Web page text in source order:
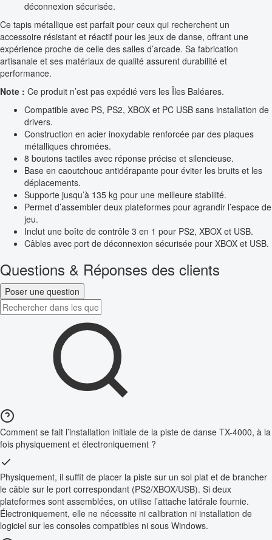
déconnexion sécurisée.
Ce tapis métallique est parfait pour ceux qui recherchent un
accessoire résistant et réactif pour les jeux de danse, offrant une
expérience proche de celle des salles d’arcade. Sa fabrication
artisanale et ses matériaux de qualité assurent durabilité et
performance.
Note : Ce produit n’est pas expédié vers les Îles Baléares.
Compatible avec PS, PS2, XBOX et PC USB sans installation de
drivers.
Construction en acier inoxydable renforcée par des plaques
métalliques chromées.
8 boutons tactiles avec réponse précise et silencieuse.
Base en caoutchouc antidérapante pour éviter les bruits et les
déplacements.
Supporte jusqu’à 135 kg pour une meilleure stabilité.
Permet d’assembler deux plateformes pour agrandir l’espace de
jeu.
Inclut une boîte de contrôle 3 en 1 pour PS2, XBOX et USB.
Câbles avec port de déconnexion sécurisée pour XBOX et USB.
Questions & Réponses des clients
Poser une question
Comment se fait l’installation initiale de la piste de danse TX-4000, à la
fois physiquement et électroniquement ?
Physiquement, il suffit de placer la piste sur un sol plat et de brancher
le câble sur le port correspondant (PS2/XBOX/USB). Si deux
plateformes sont assemblées, on utilise l’attache latérale fournie.
Électroniquement, elle ne nécessite ni calibration ni installation de
logiciel sur les consoles compatibles ni sous Windows.